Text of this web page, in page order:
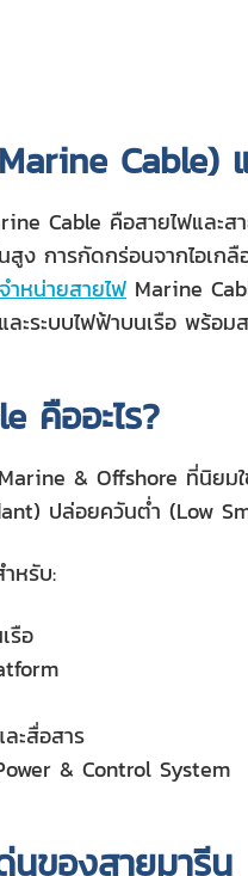
Cable)
Cable คือสายไฟและส
สูง การกัดกร่อนจากไอเ
ำหน่ายสายไฟ Marine
ะระบบไฟฟ้าบนเรือ พร้อม
คืออะไร?
& Offshore ที่นิย
ปล่อยควันต่ำ (Low
หรับ:
รือ
ะสื่อสาร
& Control System
ของสายมารีน